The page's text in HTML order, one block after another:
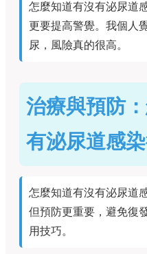
怎麼知道有沒有泌尿道
更要提高警覺。我個人
尿，風險真的很高。
治療與預防
有泌尿道感
怎麼知道有沒有泌尿道
但預防更重要，避免復
用技巧。